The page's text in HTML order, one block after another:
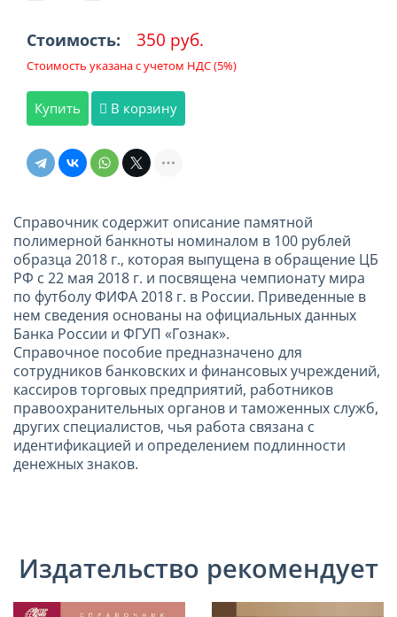
Стоимость: 350 руб.
Стоимость указана с учетом НДС (5%)
Купить В корзину
Справочник содержит описание памятной
полимерной банкноты номиналом в 100 рублей
образца 2018 г., которая выпущена в обращение ЦБ
РФ с 22 мая 2018 г. и посвящена чемпионату мира
по футболу ФИФА 2018 г. в России. Приведенные в
нем сведения основаны на официальных данных
Банка России и ФГУП «Гознак».
Справочное пособие предназначено для
сотрудников банковских и финансовых учреждений,
кассиров торговых предприятий, работников
правоохранительных органов и таможенных служб,
других специалистов, чья работа связана с
идентификацией и определением подлинности
денежных знаков.
Издательство рекомендует